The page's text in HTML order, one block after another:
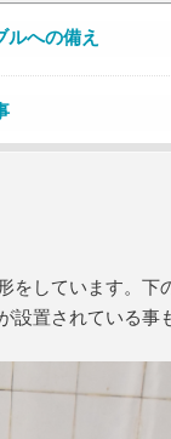
ルへの備え
しています。下
置されている事